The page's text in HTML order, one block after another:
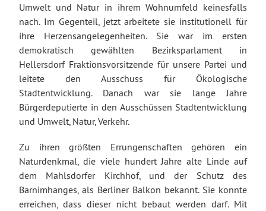
Umwelt und Natur in ihrem Wohnumfeld keinesfalls
nach. Im Gegenteil, jetzt arbeitete sie institutionell für
ihre Herzensangelegenheiten. Sie war im ersten
demokratisch gewählten Bezirksparlament in
Hellersdorf Fraktionsvorsitzende für unsere Partei und
leitete den Ausschuss für Ökologische
Stadtentwicklung. Danach war sie lange Jahre
Bürgerdeputierte in den Ausschüssen Stadtentwicklung
und Umwelt, Natur, Verkehr.
Zu ihren größten Errungenschaften gehören ein
Naturdenkmal, die viele hundert Jahre alte Linde auf
dem Mahlsdorfer Kirchhof, und der Schutz des
Barnimhanges, als Berliner Balkon bekannt. Sie konnte
erreichen, dass dieser nicht bebaut werden darf. Mit